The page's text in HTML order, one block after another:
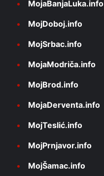
MojaBanjaLuka.info
MojDoboj.info
MojSrbac.info
MojaModriča.info
MojBrod.info
MojaDerventa.info
MojTeslić.info
MojPrnjavor.info
MojŠamac.info